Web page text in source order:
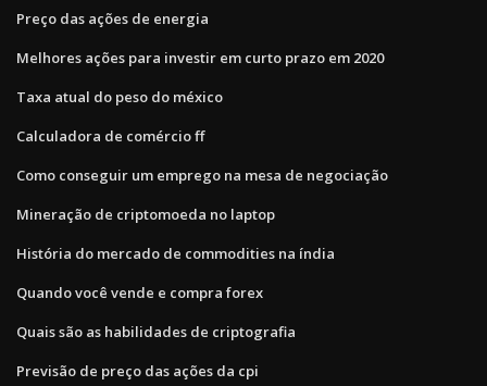
Preço das ações de energia
Melhores ações para investir em curto prazo em 2020
Taxa atual do peso do méxico
Calculadora de comércio ff
Como conseguir um emprego na mesa de negociação
Mineração de criptomoeda no laptop
História do mercado de commodities na índia
Quando você vende e compra forex
Quais são as habilidades de criptografia
Previsão de preço das ações da cpi